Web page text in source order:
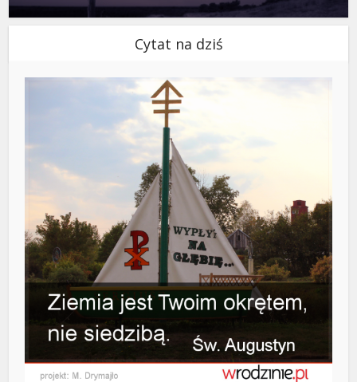
Cytat na dziś